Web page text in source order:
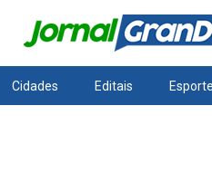
Cidades Editais